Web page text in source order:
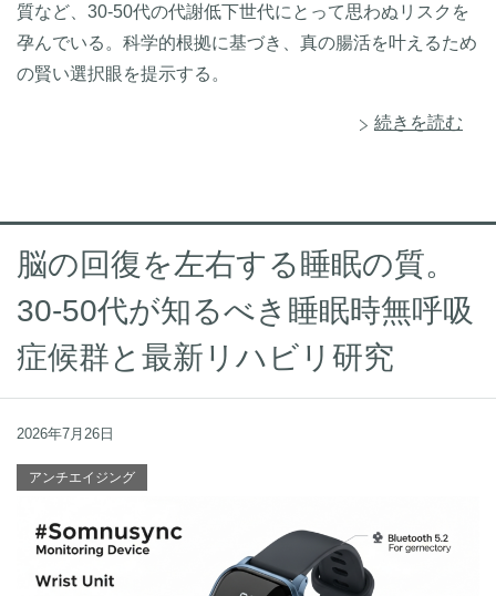
質など、30-50代の代謝低下世代にとって思わぬリスクを
孕んでいる。科学的根拠に基づき、真の腸活を叶えるため
の賢い選択眼を提示する。
続きを読む
脳の回復を左右する睡眠の質。
30-50代が知るべき睡眠時無呼吸
症候群と最新リハビリ研究
2026年7月26日
アンチエイジング